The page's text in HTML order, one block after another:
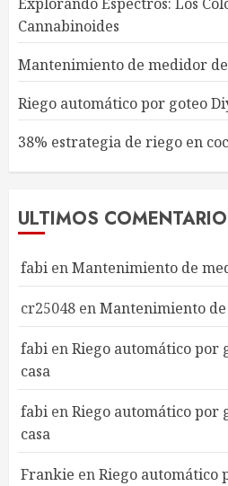
Explorando Espectros: Los
Cannabinoides
Mantenimiento de medidor
Riego automático por goteo
38% estrategia de riego en
ULTIMOS
fabi enMantenimiento de
cr25048 enMantenimiento
fabi enRiego automático por
casa
fabi enRiego automático por
casa
Frankie enRiego automático